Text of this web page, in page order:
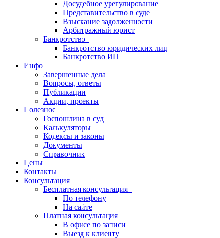
Досудебное урегулирование
Представительство в суде
Взыскание задолженности
Арбитражный юрист
Банкротство
Банкротство юридических лиц
Банкротство ИП
Инфо
Завершенные дела
Вопросы, ответы
Публикации
Акции, проекты
Полезное
Госпошлина в суд
Калькуляторы
Кодексы и законы
Документы
Справочник
Цены
Контакты
Консультация
Бесплатная консультация
По телефону
На сайте
Платная консультация
В офисе по записи
Выезд к клиенту